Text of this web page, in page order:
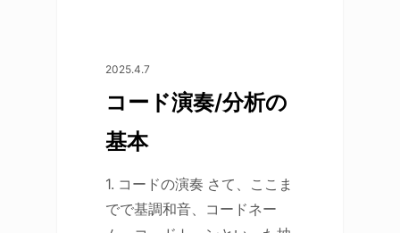
2025.4.7
コード演奏/分析の
基本
1. コードの演奏 さて、ここま
でで基調和音、コードネー